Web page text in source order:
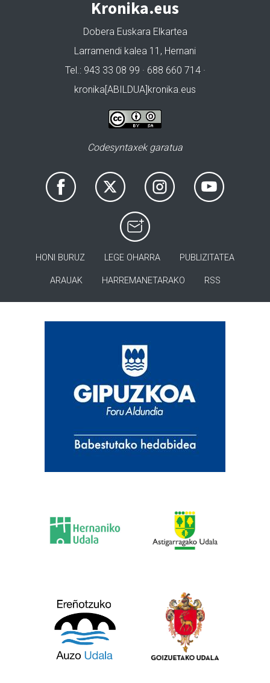
Kronika.eus
Dobera Euskara Elkartea
Larramendi kalea 11, Hernani
Tel.: 943 33 08 99 · 688 660 714 ·
kronika[ABILDUA]kronika.eus
Codesyntaxek garatua
HONI BURUZ LEGE OHARRA PUBLIZITATEA
ARAUAK HARREMANETARAKO RSS